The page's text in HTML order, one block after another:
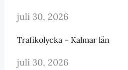
juli 30, 2026
Trafikolycka – Kalmar län
juli 30, 2026